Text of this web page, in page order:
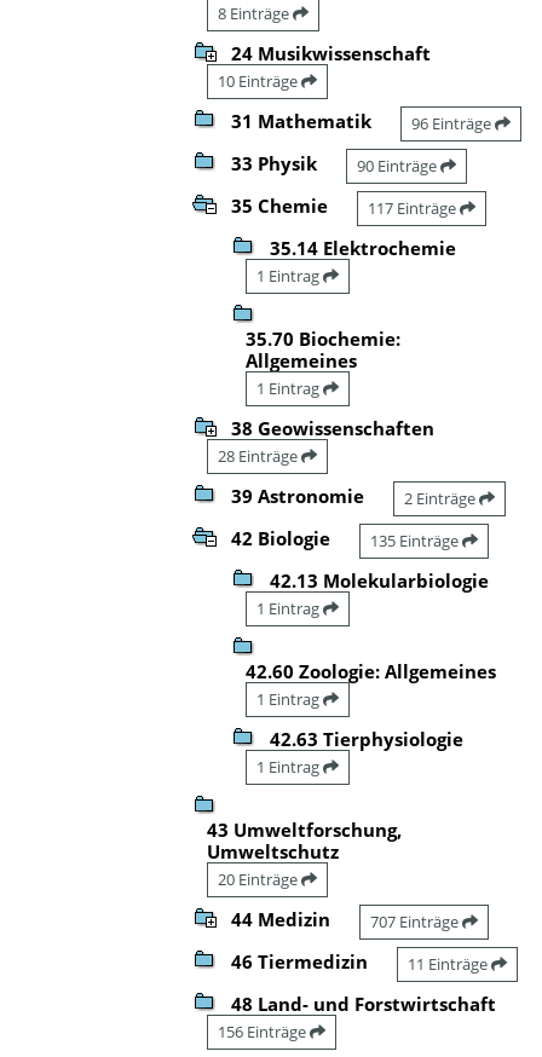
8 Einträge
24 Musikwissenschaft
10 Einträge
31 Mathematik 96 Einträge
33 Physik 90 Einträge
35 Chemie 117 Einträge
35.14 Elektrochemie
1 Eintrag
35.70 Biochemie:
Allgemeines
1 Eintrag
38 Geowissenschaften
28 Einträge
39 Astronomie 2 Einträge
42 Biologie 135 Einträge
42.13 Molekularbiologie
1 Eintrag
42.60 Zoologie: Allgemeines
1 Eintrag
42.63 Tierphysiologie
1 Eintrag
43 Umweltforschung,
Umweltschutz
20 Einträge
44 Medizin 707 Einträge
46 Tiermedizin 11 Einträge
48 Land- und Forstwirtschaft
156 Einträge